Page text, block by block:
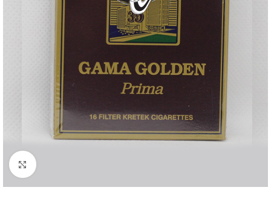
Click to enlarge